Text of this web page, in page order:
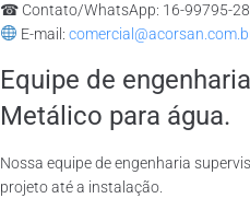
☎ Contato/WhatsApp: 16-99795-
E-mail:
Equipe de
Metálico para água.
Nossa equipe de engenharia
projeto até a instalação.